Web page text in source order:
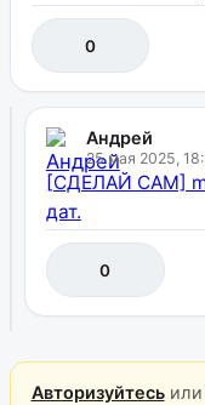
0
Андрей
25 мая 2025,
[СДЕЛАЙ САМ]
дат.
0
Авторизуйтесьили